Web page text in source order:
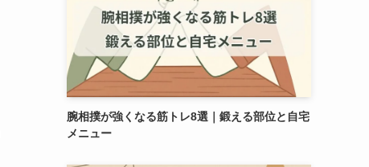
腕相撲が強くなる筋トレ8選｜鍛える部位と自宅
メニュー